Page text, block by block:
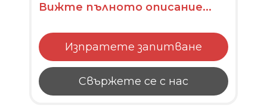
Вижте пълното описание...
Изпратете запитване
Свържете се с нас